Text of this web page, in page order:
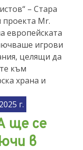
– Стара
Mr.
европейската
игрови
целящи да
към
храна и
г.
ще се
в